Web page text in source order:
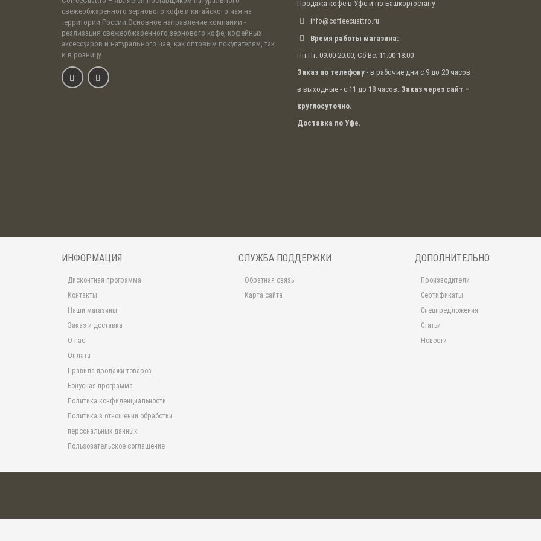
свежеобжаренного зернового кофе и китайского чая на
территории России.Основное направление компании -
реализация свежеобжаренного зернового кофе, кофейных
аксессуаров и натурального чая, как оптовым покупателям, так
и в розницу.
Продажа кофе в Уфе и по Башкортостану
info@coffeecuattro.ru
Время работы магазина:
Пн-Пт: 09:00-20:00, Сб-Вс: 11:00-18:00
Заказ по телефону - в рабочие дни с 9 до 20 часов
в выходные - с 11 до 18 часов. Заказ через сайт –
круглосуточно.
Доставка по Уфе.
ИНФОРМАЦИЯ
Дисконтная программа
Контакты
Наши магазины
Заказ и доставка
О нас
Оплата
Правила продажи товаров
Бонусная программа
Политика конфиденциальности
Политика в отношении обработки
персональных данных
Пользовательское соглашение
СЛУЖБА ПОДДЕРЖКИ
Обратная связь
Карта сайта
ДОПОЛНИТЕЛЬНО
Производители
Сертификаты
Спецпредложения
Статьи
Новости